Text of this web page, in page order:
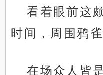
看着眼前这
时间，周围鸦雀
在场众人皆